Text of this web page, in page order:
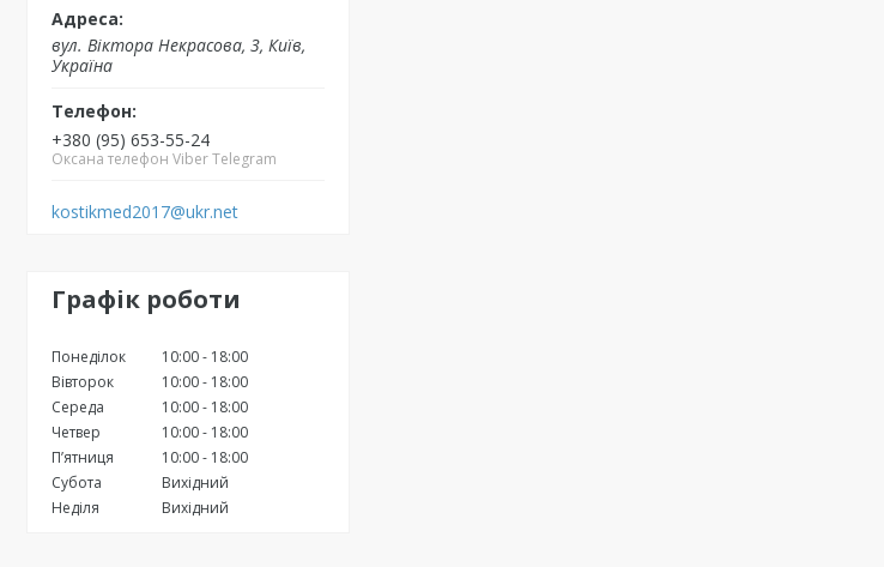
вул. Вiктора Некрасова, 3, Київ,
Україна
+380 (95) 653-55-24
Оксана телефон Viber Telegram
kostikmed2017@ukr.net
Графік роботи
Понеділок 10:00
18:00
Вівторок
10:00
18:00
Середа
10:00
18:00
Четвер
10:00
18:00
Пʼятниця
10:00
18:00
Субота
Вихідний
Неділя
Вихідний